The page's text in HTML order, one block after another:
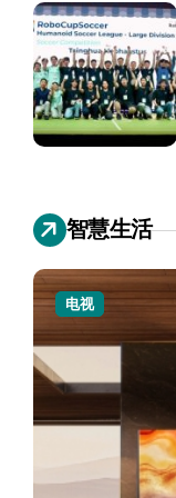
智慧生活
电视